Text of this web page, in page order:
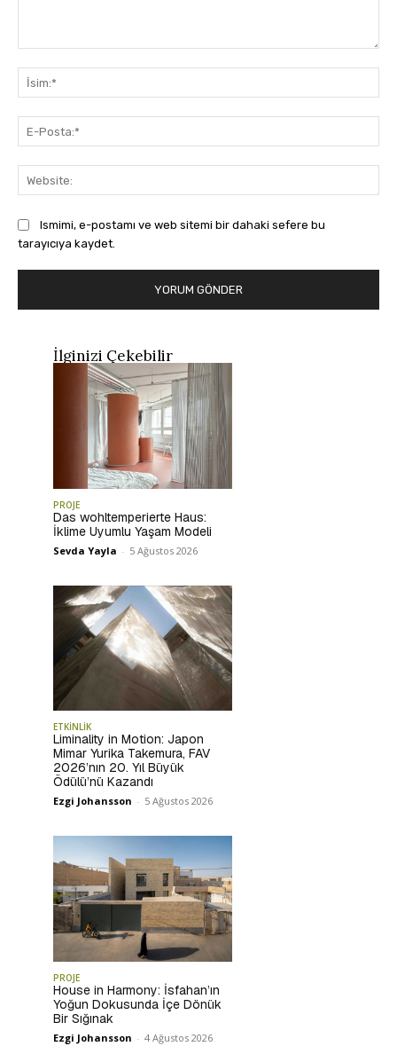
Ismimi, e-postamı ve web sitemi bir dahaki sefere bu
tarayıcıya kaydet.
İlginizi Çekebilir
PROJE
Das wohltemperierte Haus:
İklime Uyumlu Yaşam Modeli
Sevda Yayla - 5 Ağustos 2026
ETKİNLİK
Liminality in Motion: Japon
Mimar Yurika Takemura, FAV
2026’nın 20. Yıl Büyük
Ödülü’nü Kazandı
Ezgi Johansson - 5 Ağustos 2026
PROJE
House in Harmony: İsfahan’ın
Yoğun Dokusunda İçe Dönük
Bir Sığınak
Ezgi Johansson - 4 Ağustos 2026